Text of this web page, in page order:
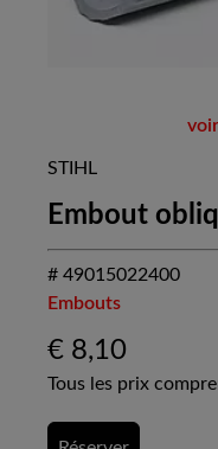
STIHL
Embout
# 49015022400
Embouts
€ 8,10
Tous les prix